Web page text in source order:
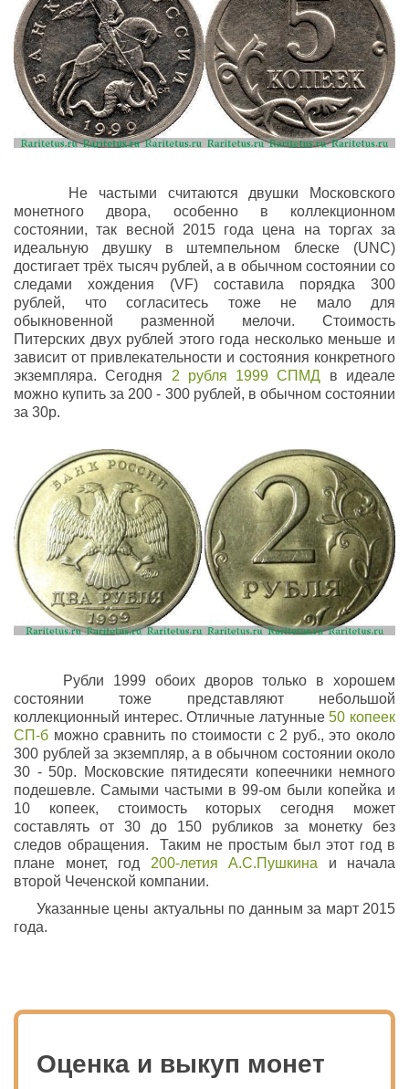
Не частыми считаются двушки Московского
монетного двора, особенно в коллекционном
состоянии, так весной 2015 года цена на торгах за
идеальную двушку в штемпельном блеске (UNC)
достигает трёх тысяч рублей, а в обычном состоянии со
следами хождения (VF) составила порядка 300
рублей, что согласитесь тоже не мало для
обыкновенной разменной мелочи. Стоимость
Питерских двух рублей этого года несколько меньше и
зависит от привлекательности и состояния конкретного
экземпляра. Сегодня 2 рубля 1999 СПМД в идеале
можно купить за 200 - 300 рублей, в обычном состоянии
за 30р.
Рубли 1999 обоих дворов только в хорошем
состоянии тоже представляют небольшой
коллекционный интерес. Отличные латунные50 копеек
СП-б можно сравнить по стоимости с 2 руб., это около
300 рублей за экземпляр, а в обычном состоянии около
30 - 50р. Московские пятидесяти копеечники немного
подешевле. Самыми частыми в 99-ом были копейка и
10 копеек, стоимость которых сегодня может
составлять от 30 до 150 рубликов за монетку без
следов обращения. Таким не простым был этот год в
плане монет, год 200-летия А.С.Пушкина и начала
второй Чеченской компании.
Указанные цены актуальны по данным за март 2015
года.
Оценка и выкуп монет